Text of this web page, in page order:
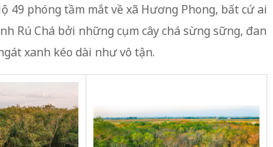
49 phóng tầm mắt về xã Hương Phong, bất cứ ai
Rú Chá bởi những cụm cây chá sừng sững, đan
xanh kéo dài như vô tận.